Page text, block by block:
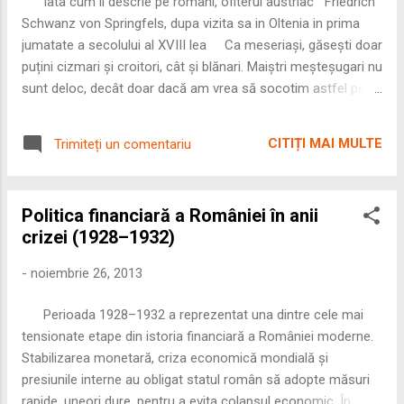
explorează cele două etape fundamentale
ale implicării românești și prețul real plătit de
societate. 🇷🇴 1. Războiul din Răsărit...
Schwanz von Springfels, dupa vizita sa in Oltenia in prima
jumatate a secolului al XVIII lea Ca meseriași, găsești doar
puțini cizmari și croitori, cât și blănari. Maiștri meșteșugari nu
sunt deloc, decât doar dacă am vrea să socotim astfel pe
lăcătuși. În ce priveste felul lor de viață ei nu sunt greu de
mulțumit cu mâncarea, grâu, carne, pește, vânat se pot avea
ceapă și supă de varză, pâine se mănâncă de asemenea
puțină, căci boierii înșiși și toți cei care sunt mai de seamă,
grâu cea mai bună și cea mai albă, copt în spuză, iar cei de
Trimiteți un comentariu CITIȚI MAI MULTE
Politica financiară a României în anii
crizei (1928–1932)
- noiembrie 26, 2013
Perioada 1928–1932 a reprezentat una dintre cele mai
tensionate etape din istoria financiară a României moderne.
Stabilizarea monetară, criza economică mondială și
presiunile interne au obligat statul român să adopte măsuri